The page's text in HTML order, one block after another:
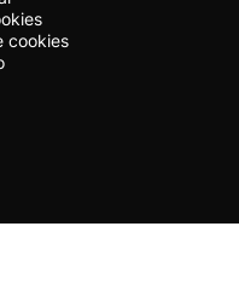
cookies